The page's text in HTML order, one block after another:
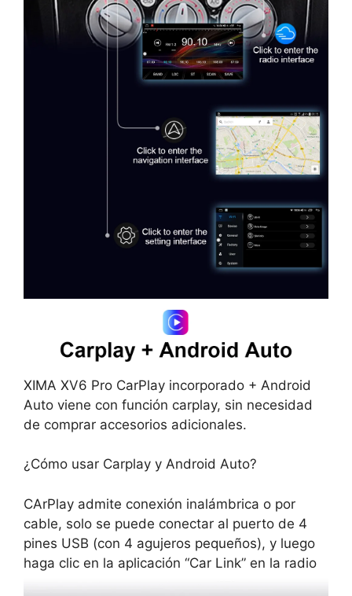
XIMA XV6 Pro CarPlay incorporado + Android
Auto viene con función carplay, sin necesidad
de comprar accesorios adicionales.
¿Cómo usar Carplay y Android Auto?
CArPlay admite conexión inalámbrica o por
cable, solo se puede conectar al puerto de 4
pines USB (con 4 agujeros pequeños), y luego
haga clic en la aplicación “Car Link” en la radio